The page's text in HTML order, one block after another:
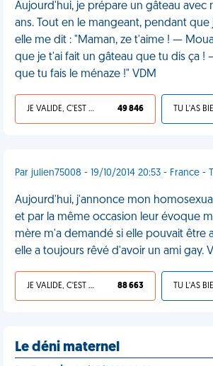
Aujourd'hui, je prépare un gâteau avec
ans. Tout en le mangeant, pendant que
elle me dit : "Maman, ze t'aime ! —
que je t'ai fait un gâteau que tu dis ça !
que tu fais le ménaze !" VDM
JE VALIDE, C'EST UNE VDM 49 846
Par julien75008 - 19/10/2014 20:53 - France -
Aujourd'hui, j'annonce mon
et par la même occasion leur évoque
mère m'a demandé si elle pouvait être
elle a toujours rêvé d'avoir un ami gay.
JE VALIDE, C'EST UNE VDM 88 663
Le déni maternel